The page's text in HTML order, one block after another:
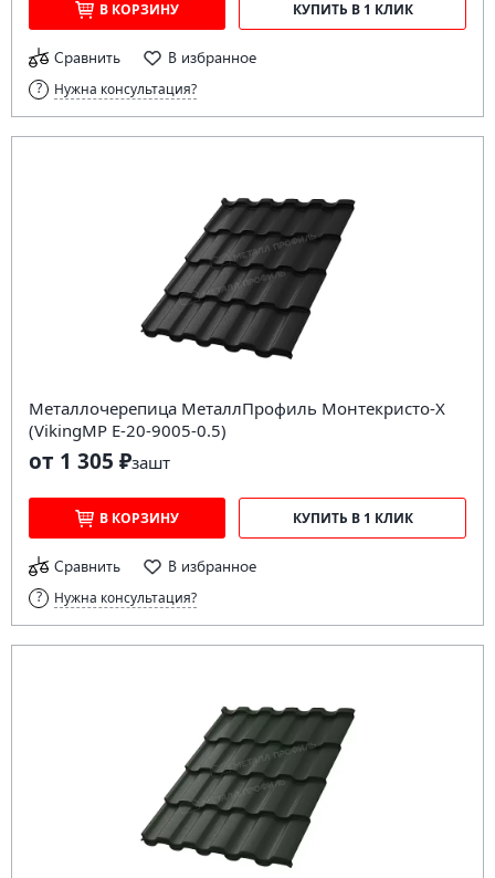
В КОРЗИНУ КУПИТЬ В 1 КЛИК
Сравнить В избранное
Нужна консультация?
Металлочерепица МеталлПрофиль Монтекристо-X
(VikingMP E-20-9005-0.5)
от 1 305 ₽зашт
В КОРЗИНУ КУПИТЬ В 1 КЛИК
Сравнить В избранное
Нужна консультация?